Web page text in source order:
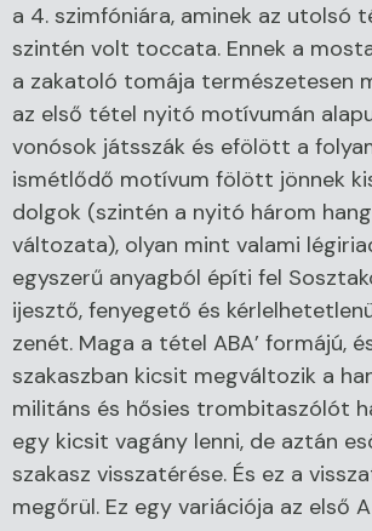
a 4. szimfóniára, aminek az utolsó
szintén volt toccata. Ennek a
a zakatoló tomája természetesen
az első tétel nyitó motívumán
vonósok játsszák és efölött a
ismétlődő motívum fölött jönnek
dolgok (szintén a nyitó három
változata), olyan mint valami
egyszerű anyagból építi fel
ijesztő, fenyegető és
zenét. Maga a tétel ABA’ formájú,
szakaszban kicsit megváltozik a
militáns és hősies trombitaszólót
egy kicsit vagány lenni, de aztán
szakasz visszatérése. És ez a
megőrül. Ez egy variációja az első